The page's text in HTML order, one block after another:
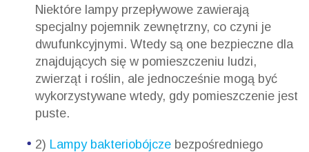
Niektóre lampy przepływowe zawierają
specjalny pojemnik zewnętrzny, co czyni je
dwufunkcyjnymi. Wtedy są one bezpieczne dla
znajdujących się w pomieszczeniu ludzi,
zwierząt i roślin, ale jednocześnie mogą być
wykorzystywane wtedy, gdy pomieszczenie jest
puste.
2) Lampy bakteriobójczebezpośredniego